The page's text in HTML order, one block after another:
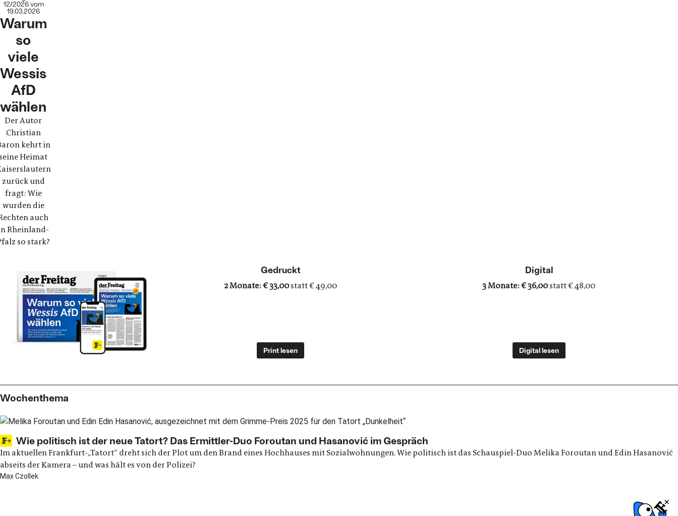
12/2026 vom
19.03.2026
Warum
so
viele
Wessis
AfD
wählen
Der Autor
Christian
kehrt in
Heimat
zurück und
fragt: Wie
wurden die
auch
Rheinland-
so stark?
Abo breaker Gedruckt
2 Monate: € 33,00statt € 49,00
Print lesen
Digital
3 Monate: € 36,00statt € 48,00
Digital lesen
Wochenthema
Wie politisch ist der neue Tatort? Das Ermittler-Duo Foroutan und Hasanović im Gespräch
Im aktuellen Frankfurt-„Tatort“ dreht sich der Plot um den Brand eines Hochhauses mit Sozialwohnungen. Wie politisch ist das Schauspiel-Duo Melika Foroutan und Edin Hasanović
abseits der Kamera – und was hält es von der Polizei?
Max Czollek